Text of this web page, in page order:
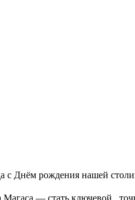
с Днём рождения нашей
— стать